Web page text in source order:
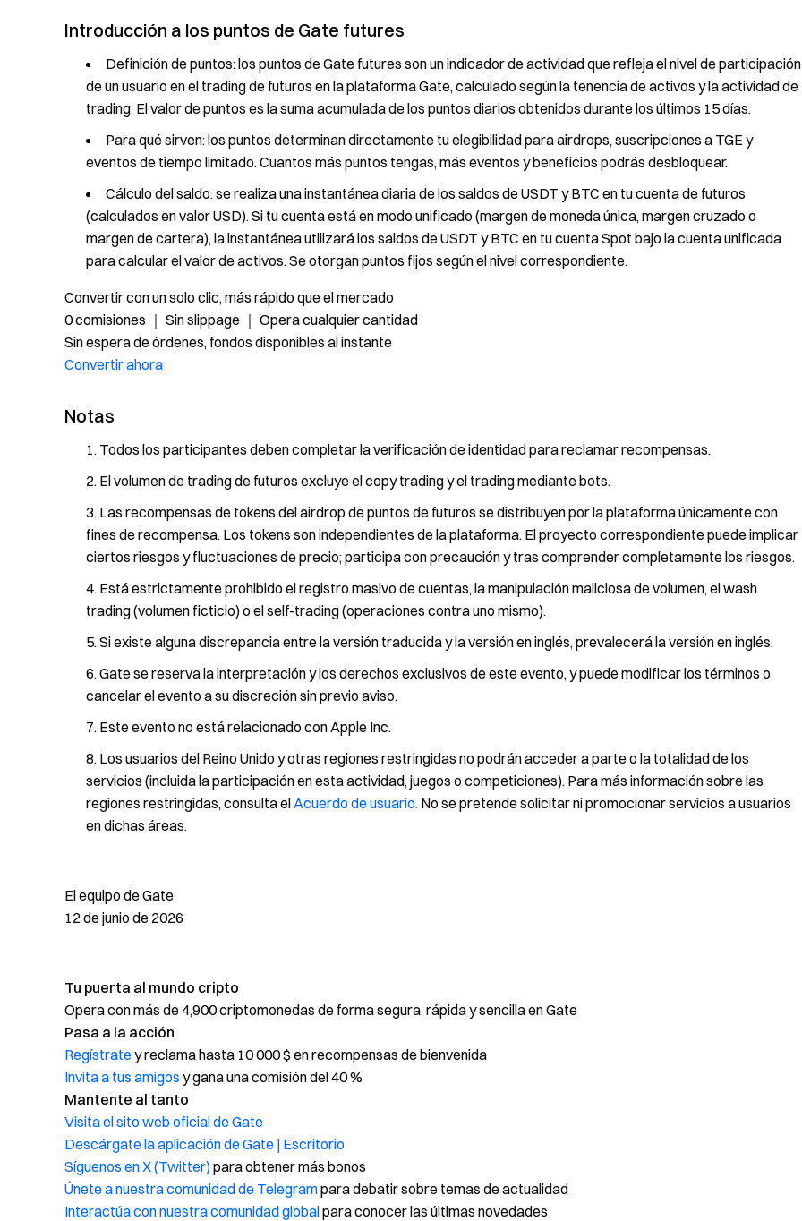
Introducción a los puntos de Gate futures
Definición de puntos: los puntos de Gate futures son un indicador de actividad que refleja el nivel de participación
de un usuario en el trading de futuros en la plataforma Gate, calculado según la tenencia de activos y la actividad de
trading. El valor de puntos es la suma acumulada de los puntos diarios obtenidos durante los últimos 15 días.
Para qué sirven: los puntos determinan directamente tu elegibilidad para airdrops, suscripciones a TGE y
eventos de tiempo limitado. Cuantos más puntos tengas, más eventos y beneficios podrás desbloquear.
Cálculo del saldo: se realiza una instantánea diaria de los saldos de USDT y BTC en tu cuenta de futuros
(calculados en valor USD). Si tu cuenta está en modo unificado (margen de moneda única, margen cruzado o
margen de cartera), la instantánea utilizará los saldos de USDT y BTC en tu cuenta Spot bajo la cuenta unificada
para calcular el valor de activos. Se otorgan puntos fijos según el nivel correspondiente.
Convertir con un solo clic, más rápido que el mercado
0 comisiones ｜ Sin slippage ｜ Opera cualquier cantidad
Sin espera de órdenes, fondos disponibles al instante
Convertir ahora
Notas
Todos los participantes deben completar la verificación de identidad para reclamar recompensas.
El volumen de trading de futuros excluye el copy trading y el trading mediante bots.
Las recompensas de tokens del airdrop de puntos de futuros se distribuyen por la plataforma únicamente con
fines de recompensa. Los tokens son independientes de la plataforma. El proyecto correspondiente puede implicar
ciertos riesgos y fluctuaciones de precio; participa con precaución y tras comprender completamente los riesgos.
Está estrictamente prohibido el registro masivo de cuentas, la manipulación maliciosa de volumen, el wash
trading (volumen ficticio) o el self-trading (operaciones contra uno mismo).
Si existe alguna discrepancia entre la versión traducida y la versión en inglés, prevalecerá la versión en inglés.
Gate se reserva la interpretación y los derechos exclusivos de este evento, y puede modificar los términos o
cancelar el evento a su discreción sin previo aviso.
Este evento no está relacionado con Apple Inc.
Los usuarios del Reino Unido y otras regiones restringidas no podrán acceder a parte o la totalidad de los
servicios (incluida la participación en esta actividad, juegos o competiciones). Para más información sobre las
regiones restringidas, consulta elAcuerdo de usuario. No se pretende solicitar ni promocionar servicios a usuarios
en dichas áreas.
El equipo de Gate
12 de junio de 2026
Tu puerta al mundo cripto
Opera con más de 4,900 criptomonedas de forma segura, rápida y sencilla en Gate
Pasa a la acción
Regístratey reclama hasta 10 000 $ en recompensas de bienvenida
Invita a tus amigos y gana una comisión del 40 %
Mantente al tanto
Visita el sito web oficial de Gate
Descárgate la aplicación de Gate | Escritorio
Síguenos en X (Twitter)para obtener más bonos
Únete a nuestra comunidad de Telegrampara debatir sobre temas de actualidad
Interactúa con nuestra comunidad globalpara conocer las últimas novedades